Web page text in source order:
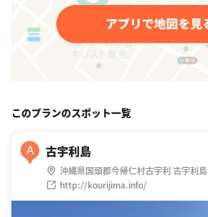
このプランのスポット一覧
A 古宇利島
沖縄県国頭郡今帰仁村古宇利 古宇利島
http://kourijima.info/